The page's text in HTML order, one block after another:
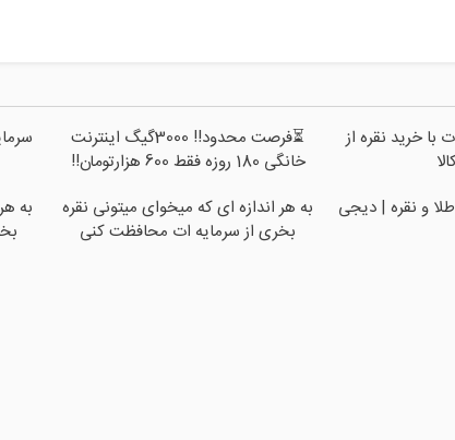
با خرید نقره از
⏳فرصت محدود!! 3000گیگ اینترنت
خانگی 180 روزه فقط 600 هزارتومان!!
و نقره | دیجی
به هر اندازه ای که میخوای میتونی نقره
بخری از سرمایه ات محافظت کنی
به